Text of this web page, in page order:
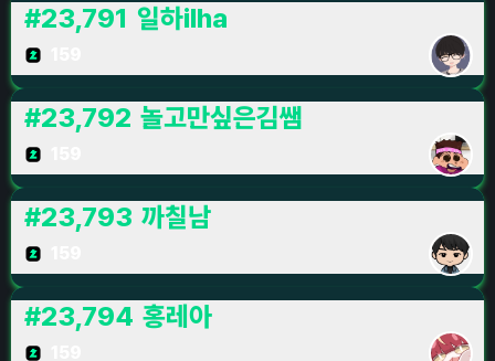
#23,791 일하ilha
#23,792 놀고만싶은김쌤
#23,793 까칠남
#23,794 홍레아